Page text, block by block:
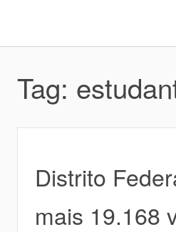
Tag:
Distrito
mais 19.168